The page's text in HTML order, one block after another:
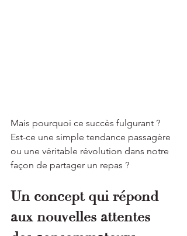
Mais pourquoi ce succès fulgurant ?
Est-ce une simple tendance passagère
ou une véritable révolution dans notre
façon de partager un repas ?
Un concept qui répond
aux nouvelles attentes